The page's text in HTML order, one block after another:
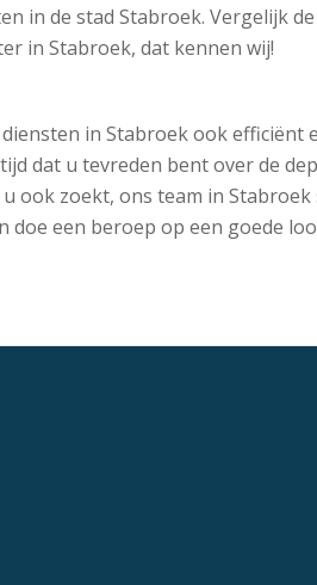
in de stad Stabroek. Vergelijk
in Stabroek, dat kennen wij!
in Stabroek ook efficiënt
dat u tevreden bent over de
ook zoekt, ons team in
doe een beroep op een goede